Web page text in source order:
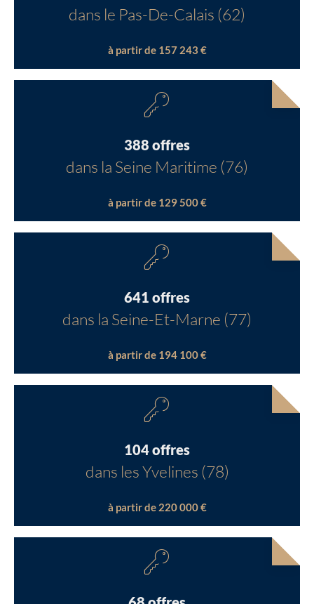
dans le Pas-De-Calais (62)
à partir de 157 243 €
388 offres
dans la Seine Maritime (76)
à partir de 129 500 €
641 offres
dans la Seine-Et-Marne (77)
à partir de 194 100 €
104 offres
dans les Yvelines (78)
à partir de 220 000 €